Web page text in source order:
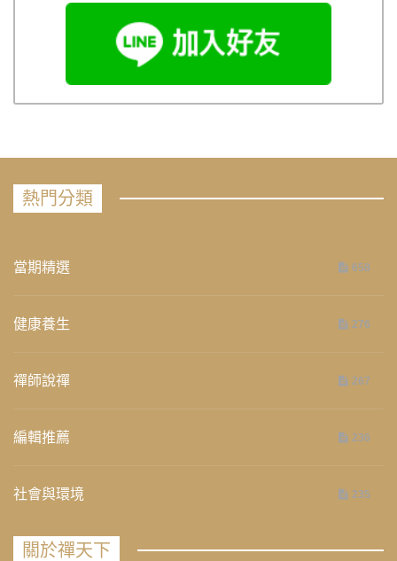
熱門分類
當期精選 658
健康養生 276
禪師說禪 267
編輯推薦 236
社會與環境 235
關於禪天下